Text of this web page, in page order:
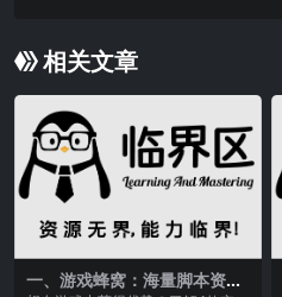
相关文章
一、游戏蜂窝：海量脚本资